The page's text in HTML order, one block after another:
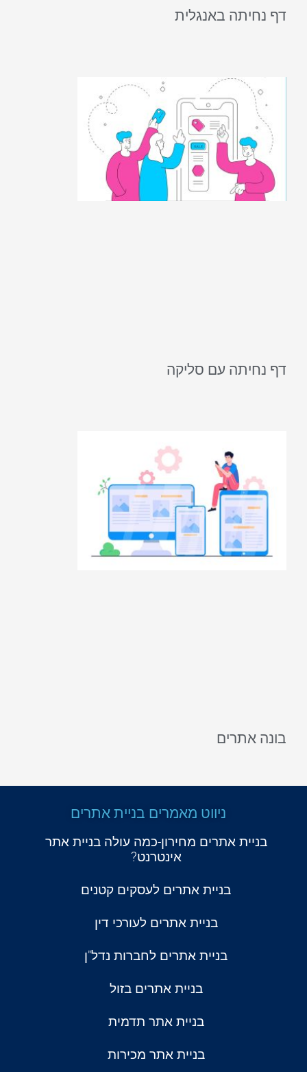
דף נחיתה באנגלית
דף נחיתה עם סליקה
בונה אתרים
ניווט מאמרים בניית אתרים
בניית אתרים מחירון-כמה עולה בניית אתר
אינטרנט?
בניית אתרים לעסקים קטנים
בניית אתרים לעורכי דין
בניית אתרים לחברות נדל"ן
בניית אתרים בזול
בניית אתר תדמית
בניית אתר מכירות